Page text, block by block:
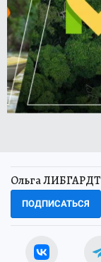
Ольга ЛИБГАРДТ
ПОДПИСАТЬСЯ